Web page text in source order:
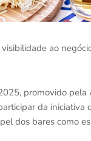
ao
promovido
da iniciativa
dos bares como